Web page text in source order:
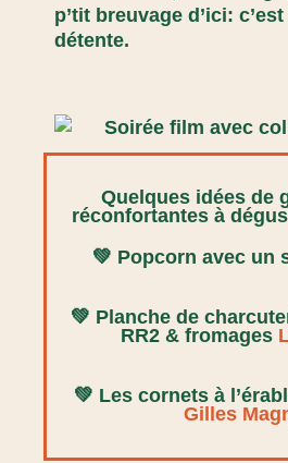
p’tit breuvage d’ici:
détente.
Quelques idées de
réconfortantes à
💚 Popcorn avec un
💚 Planche de
RR2 & fromages
💚 Les cornets à
Gilles